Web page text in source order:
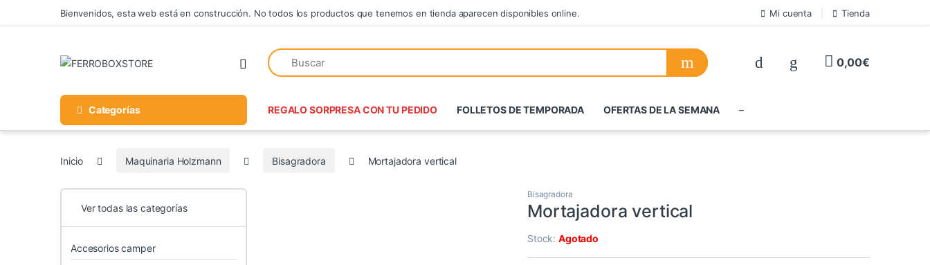
Skip to navigation
Skip to contentBienvenidos, esta web está en construcción. No todos los productos que tenemos en tienda aparecen disponibles online. Mi cuenta Tienda
0,00€
Categorías REGALO SORPRESA CON TU PEDIDO FOLLETOS DE TEMPORADA OFERTAS DE LA SEMANA –
Inicio Maquinaria Holzmann Bisagradora Mortajadora vertical
Bisagradora
Mortajadora vertical
Stock:Agotado
Ver todas las categorías
Accesorios camper